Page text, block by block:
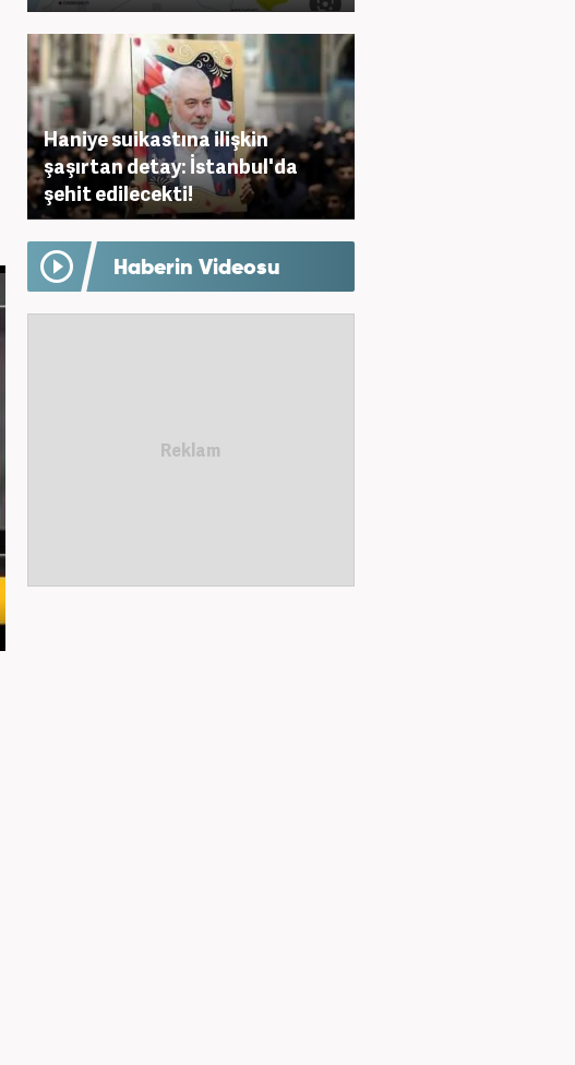
Haniye suikastına ilişkin
şaşırtan detay: İstanbul'da
şehit edilecekti!
Haberin Videosu